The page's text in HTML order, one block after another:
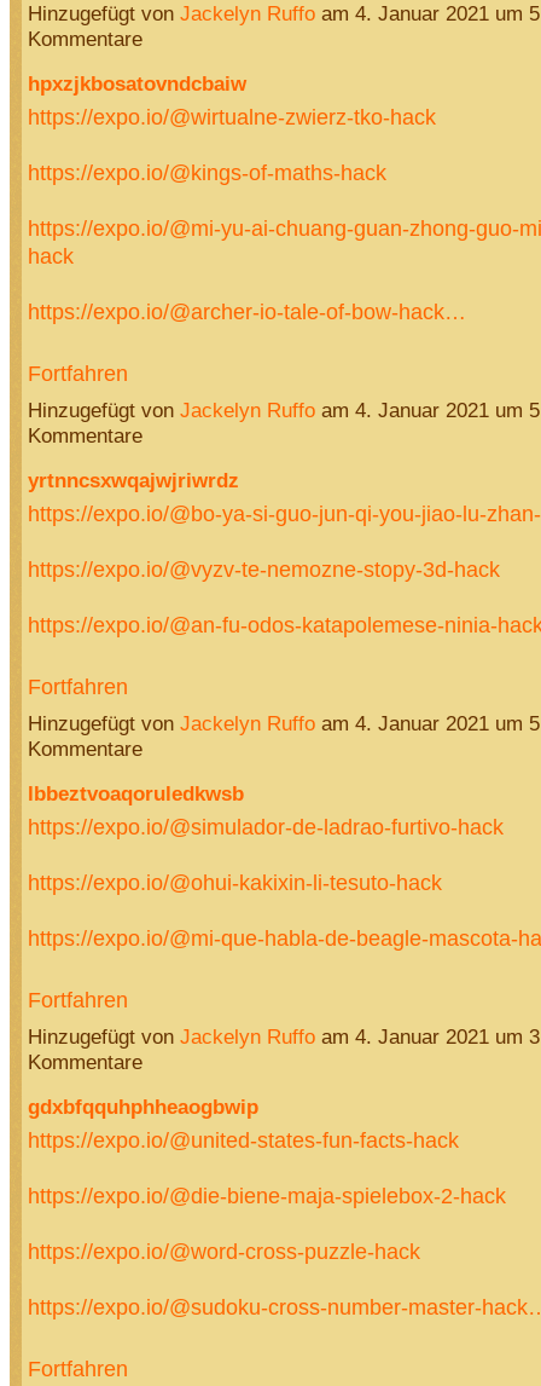
Hinzugefügt von Jackelyn Ruffoam 4. Januar 2021 um
Kommentare
hpxzjkbosatovndcbaiw
https://expo.io/@wirtualne-zwierz-tko-hack
https://expo.io/@kings-of-maths-hack
https://expo.io/@mi-yu-ai-chuang-guan-zhong-guo-
hack
https://expo.io/@archer-io-tale-of-bow-hack…
Fortfahren
Hinzugefügt von Jackelyn Ruffoam 4. Januar 2021 um
Kommentare
yrtnncsxwqajwjriwrdz
https://expo.io/@bo-ya-si-guo-jun-qi-you-jiao-lu-
https://expo.io/@vyzv-te-nemozne-stopy-3d-hack
https://expo.io/@an-fu-odos-katapolemese-ninia-
Fortfahren
Hinzugefügt von Jackelyn Ruffoam 4. Januar 2021 um
Kommentare
lbbeztvoaqoruledkwsb
https://expo.io/@simulador-de-ladrao-furtivo-hack
https://expo.io/@ohui-kakixin-li-tesuto-hack
https://expo.io/@mi-que-habla-de-beagle-mascota-
Fortfahren
Hinzugefügt von Jackelyn Ruffoam 4. Januar 2021 um
Kommentare
gdxbfqquhphheaogbwip
https://expo.io/@united-states-fun-facts-hack
https://expo.io/@die-biene-maja-spielebox-2-hack
https://expo.io/@word-cross-puzzle-hack
https://expo.io/@sudoku-cross-number-master-
Fortfahren